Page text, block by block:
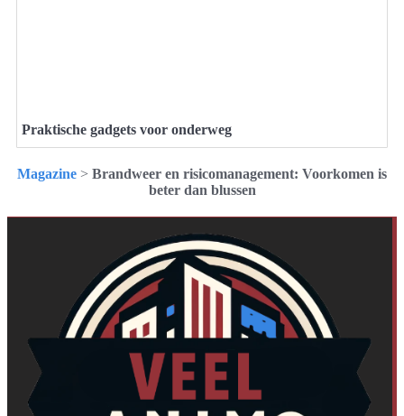
Praktische gadgets voor onderweg
Magazine > Brandweer en risicomanagement: Voorkomen is
beter dan blussen